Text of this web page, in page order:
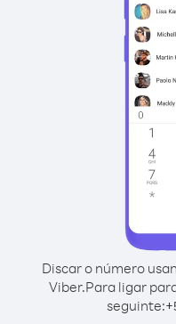
Discar o número
Viber.Para ligar
seguinte:+